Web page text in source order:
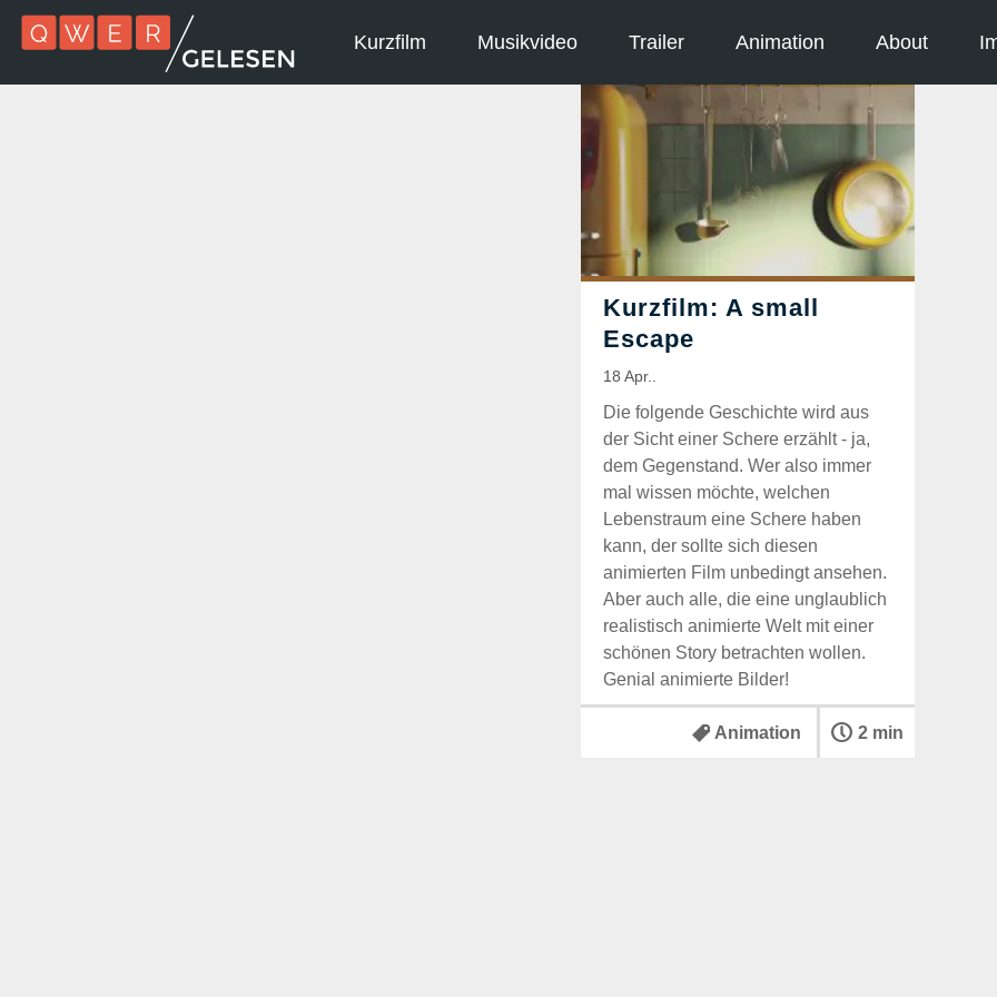
Kurzfilm Musikvideo Trailer Animation About
Die folgende Geschichte wird aus
der Sicht einer Schere erzählt - ja,
dem Gegenstand. Wer also immer
mal wissen möchte, welchen
Lebenstraum eine Schere haben
kann, der sollte sich diesen
animierten Film unbedingt ansehen.
Aber auch alle, die eine unglaublich
realistisch animierte Welt mit einer
schönen Story betrachten wollen.
Genial animierte Bilder!
Animation 2 min